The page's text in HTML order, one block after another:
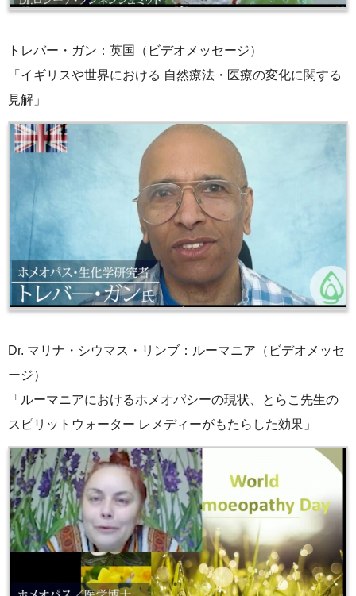
トレバー・ガン：英国（ビデオメッセージ）
「イギリスや世界における 自然療法・医療の変化に関する
見解」
Dr. マリナ・シウマス・リンブ：ルーマニア（ビデオメッセ
ージ）
「ルーマニアにおけるホメオパシーの現状、とらこ先生の
スピリットウォーター レメディーがもたらした効果」